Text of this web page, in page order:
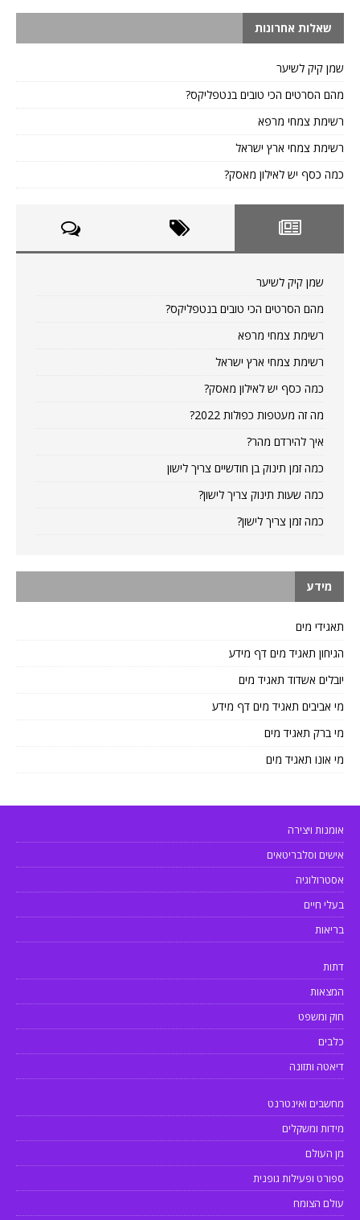
שאלות אחרונות
שמן קיק לשיער
מהם הסרטים הכי טובים בנטפליקס?
רשימת צמחי מרפא
רשימת צמחי ארץ ישראל
כמה כסף יש לאילון מאסק?
שמן קיק לשיער
מהם הסרטים הכי טובים בנטפליקס?
רשימת צמחי מרפא
רשימת צמחי ארץ ישראל
כמה כסף יש לאילון מאסק?
מה זה מעטפות כפולות 2022?
איך להירדם מהר?
כמה זמן תינוק בן חודשיים צריך לישון
כמה שעות תינוק צריך לישון?
כמה זמן צריך לישון?
מידע
תאגידי מים
הגיחון תאגיד מים דף מידע
יובלים אשדוד תאגיד מים
מי אביבים תאגיד מים דף מידע
מי ברק תאגיד מים
מי אונו תאגיד מים
אומנות ויצירה
אישים וסלבריטאים
אסטרולוגיה
בעלי חיים
בריאות
דתות
המצאות
חוק ומשפט
כלבים
דיאטה ותזונה
מחשבים ואינטרנט
מידות ומשקלים
מן העולם
ספורט ופעילות גופנית
עולם הצומח